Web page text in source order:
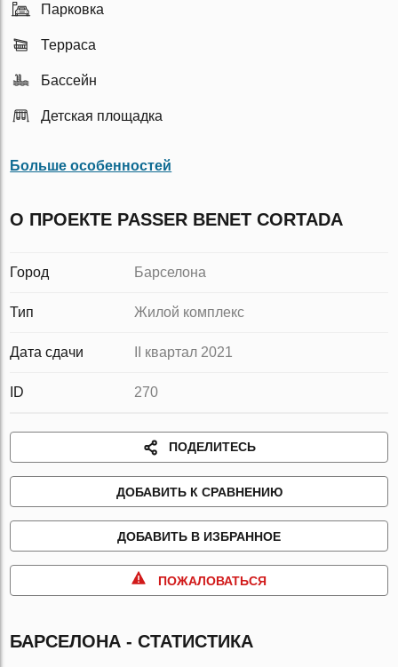
Парковка
Терраса
Бассейн
Детская площадка
Больше особенностей
О ПРОЕКТЕ PASSER BENET CORTADA
Город Барселона
Тип Жилой комплекс
Дата сдачи II квартал 2021
ID 270
ПОДЕЛИТЕСЬ
ДОБАВИТЬ К СРАВНЕНИЮ
ДОБАВИТЬ В ИЗБРАННОЕ
ПОЖАЛОВАТЬСЯ
БАРСЕЛОНА - СТАТИСТИКА